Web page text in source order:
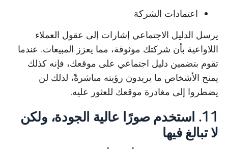
اعتمادات الشركة
يرسل الدليل الاجتماعي إشارات إلى عقول العملاء
اللاواعية بأن شركتك موثوقة، مما يعزز المبيعات. عندما
تقوم بتضمين دليل اجتماعي على موقعك، فإنه كذلك
يمنح الأشخاص ما يريدون رؤيته مباشرةً، لذلك لن
يضطروا إلى مغادرة موقعك للعثور عليه.
11. استخدم صورًا عالية الجودة، ولكن
لا تبالغ فيها